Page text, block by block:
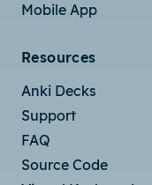
Mobile App
Resources
Anki Decks
Support
FAQ
Source Code